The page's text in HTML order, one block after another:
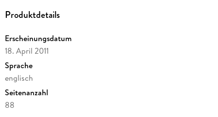
Produktdetails
Erscheinungsdatum
18. April 2011
Sprache
englisch
Seitenanzahl
88